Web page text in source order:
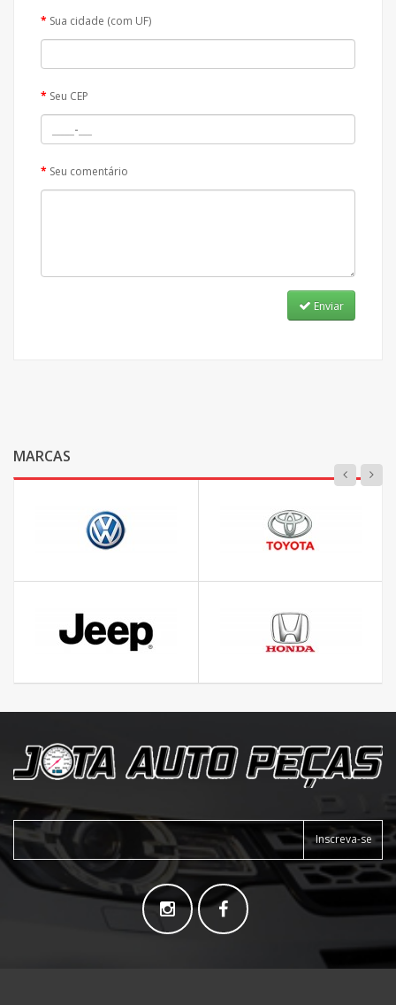
Sua cidade (com UF)
Seu CEP
Seu comentário
Enviar
MARCAS
Inscreva-se